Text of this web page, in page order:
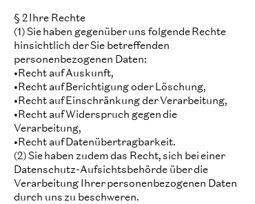
§ 2 Ihre Rechte
(1) Sie haben gegenüber uns folgende Rechte
hinsichtlich der Sie betreffenden
personenbezogenen Daten:
•Recht auf Auskunft,
•Recht auf Berichtigung oder Löschung,
•Recht auf Einschränkung der Verarbeitung,
•Recht auf Widerspruch gegen die
Verarbeitung,
•Recht auf Datenübertragbarkeit.
(2) Sie haben zudem das Recht, sich bei einer
Datenschutz-Aufsichtsbehörde über die
Verarbeitung Ihrer personenbezogenen Daten
durch uns zu beschweren.